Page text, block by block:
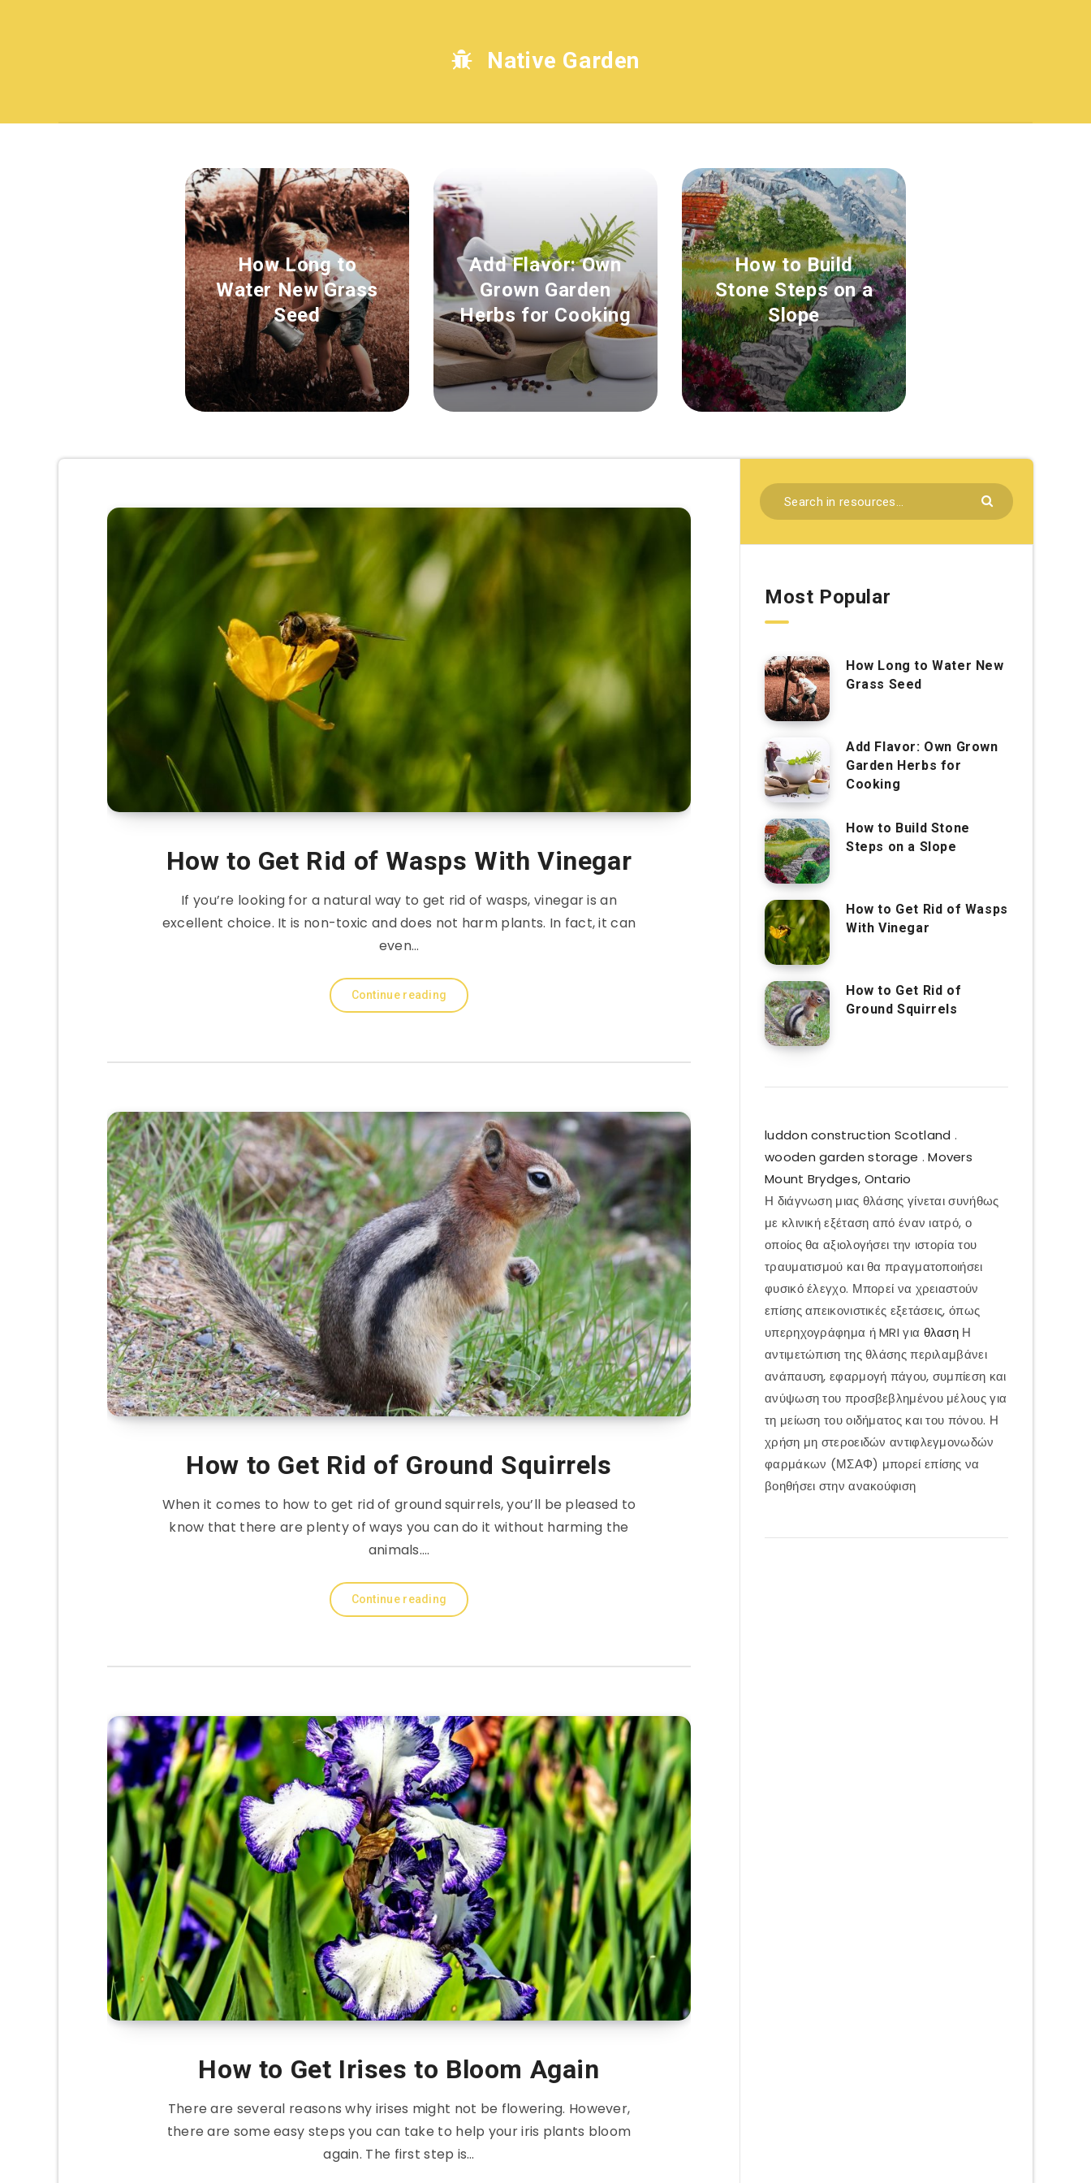
Native Garden
How Long to
Water New Grass
Seed
Add Flavor: Own
Grown Garden
Herbs for Cooking
How to Build
Stone Steps on a
Slope
How to Get Rid of Wasps With Vinegar
If you’re looking for a natural way to get rid of wasps, vinegar is an
excellent choice. It is non-toxic and does not harm plants. In fact, it can
even…
Continue reading
How to Get Rid of Ground Squirrels
When it comes to how to get rid of ground squirrels, you’ll be pleased to
know that there are plenty of ways you can do it without harming the
animals….
Continue reading
How to Get Irises to Bloom Again
There are several reasons why irises might not be flowering. However,
there are some easy steps you can take to help your iris plants bloom
again. The first step is…
Most Popular
How Long to Water New
Grass Seed
Add Flavor: Own Grown
Garden Herbs for
Cooking
How to Build Stone
Steps on a Slope
How to Get Rid of Wasps
With Vinegar
How to Get Rid of
Ground Squirrels
luddon construction Scotland .
wooden garden storage .Movers
Mount Brydges, Ontario
Η διάγνωση μιας θλάσης γίνεται συνήθως
με κλινική εξέταση από έναν ιατρό, ο
οποίος θα αξιολογήσει την ιστορία του
τραυματισμού και θα πραγματοποιήσει
φυσικό έλεγχο. Μπορεί να χρειαστούν
επίσης απεικονιστικές εξετάσεις, όπως
υπερηχογράφημα ή MRI για θλαση Η
αντιμετώπιση της θλάσης περιλαμβάνει
ανάπαυση, εφαρμογή πάγου, συμπίεση και
ανύψωση του προσβεβλημένου μέλους για
τη μείωση του οιδήματος και του πόνου. Η
χρήση μη στεροειδών αντιφλεγμονωδών
φαρμάκων (ΜΣΑΦ) μπορεί επίσης να
βοηθήσει στην ανακούφιση